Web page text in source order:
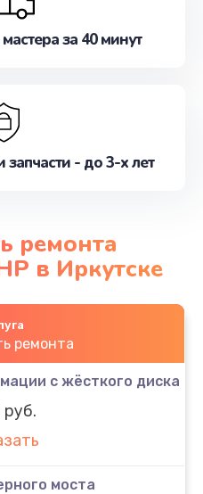
за 40 минут
запчасти - до 3-х лет
ремонта
в Иркутске
ремонта
с жёсткого диска
руб.
моста